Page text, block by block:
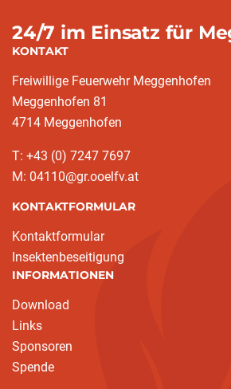
24/7 im Einsatz für
KONTAKT
Freiwillige Feuerwehr Meggenhofen
Meggenhofen 81
4714 Meggenhofen
T: +43 (0) 7247 7697
M: 04110@gr.ooelfv.at
KONTAKTFORMULAR
Kontaktformular
Insektenbeseitigung
INFORMATIONEN
Download
Links
Sponsoren
Spende